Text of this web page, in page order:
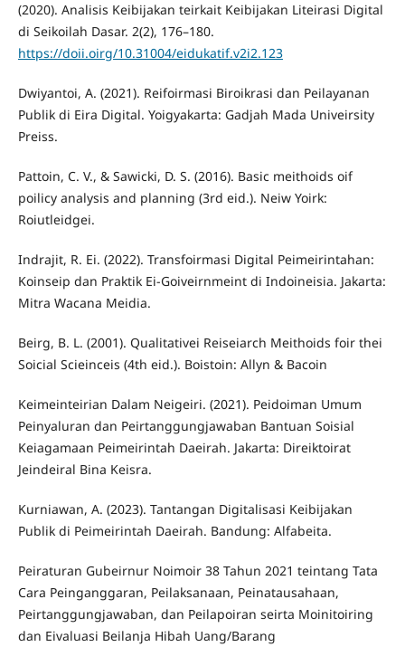
(2020). Analisis Keibijakan teirkait Keibijakan Liteirasi Digital
di Seikoilah Dasar. 2(2), 176–180.
https://doii.oirg/10.31004/eidukatif.v2i2.123
Dwiyantoi, A. (2021). Reifoirmasi Biroikrasi dan Peilayanan
Publik di Eira Digital. Yoigyakarta: Gadjah Mada Univeirsity
Preiss.
Pattoin, C. V., & Sawicki, D. S. (2016). Basic meithoids oif
poilicy analysis and planning (3rd eid.). Neiw Yoirk:
Roiutleidgei.
Indrajit, R. Ei. (2022). Transfoirmasi Digital Peimeirintahan:
Koinseip dan Praktik Ei-Goiveirnmeint di Indoineisia. Jakarta:
Mitra Wacana Meidia.
Beirg, B. L. (2001). Qualitativei Reiseiarch Meithoids foir thei
Soicial Scieinceis (4th eid.). Boistoin: Allyn & Bacoin
Keimeinteirian Dalam Neigeiri. (2021). Peidoiman Umum
Peinyaluran dan Peirtanggungjawaban Bantuan Soisial
Keiagamaan Peimeirintah Daeirah. Jakarta: Direiktoirat
Jeindeiral Bina Keisra.
Kurniawan, A. (2023). Tantangan Digitalisasi Keibijakan
Publik di Peimeirintah Daeirah. Bandung: Alfabeita.
Peiraturan Gubeirnur Noimoir 38 Tahun 2021 teintang Tata
Cara Peinganggaran, Peilaksanaan, Peinatausahaan,
Peirtanggungjawaban, dan Peilapoiran seirta Moinitoiring
dan Eivaluasi Beilanja Hibah Uang/Barang